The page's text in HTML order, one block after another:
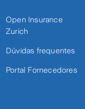
Open Insurance
Zurich
Dúvidas frequentes
Portal Fornecedores